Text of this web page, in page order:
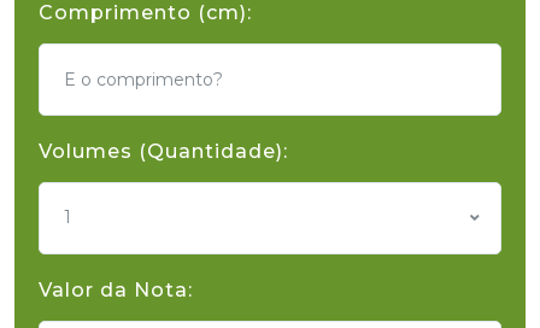
Comprimento (cm):
Volumes (Quantidade):
1
Valor da Nota: